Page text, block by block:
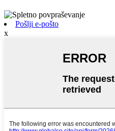
Pošlji e-pošto
x